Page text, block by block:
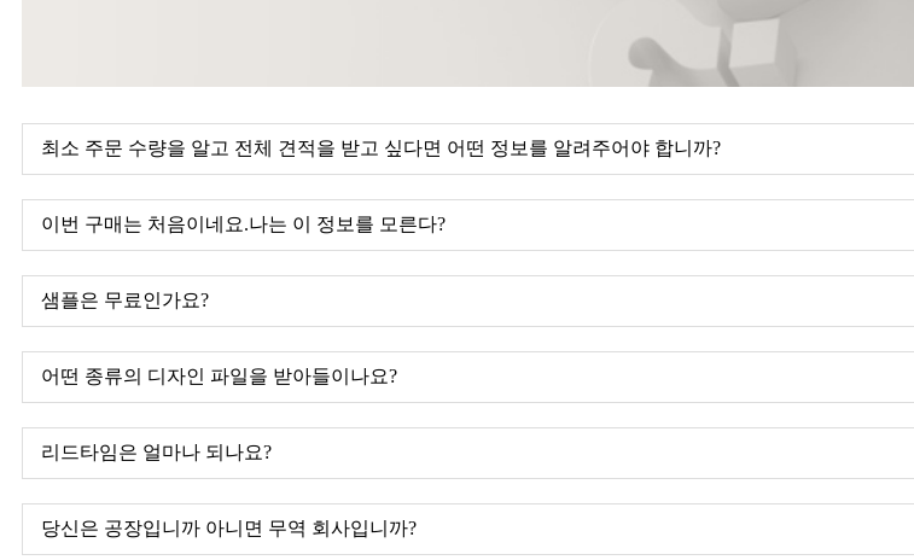
최소 주문 수량을 알고 전체 견적을 받고 싶다면 어떤 정보를 알려주어야 합니까?
이번 구매는 처음이네요.나는 이 정보를 모른다?
샘플은 무료인가요?
어떤 종류의 디자인 파일을 받아들이나요?
리드타임은 얼마나 되나요?
당신은 공장입니까 아니면 무역 회사입니까?